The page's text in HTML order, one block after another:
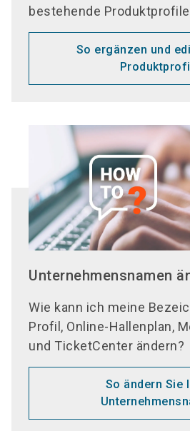
bestehende
So ergänzen und
Unternehmensnamen
Wie kann ich meine
Profil, Online-Hallenplan,
und TicketCenter ändern?
So ändern Sie